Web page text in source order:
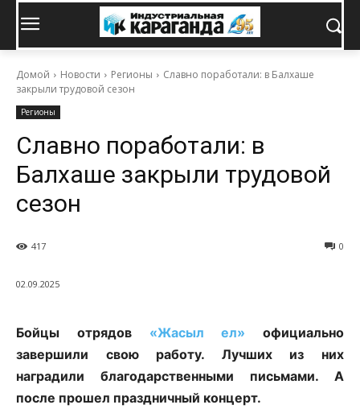
Домой Новости Регионы
Славно поработали: в Балхаше
закрыли трудовой сезон
Регионы
Славно поработали: в
Балхаше закрыли трудовой
сезон
0
417
02.09.2025
Бойцы отрядов «Жасыл ел» официально
завершили свою работу. Лучших из них
наградили благодарственными письмами. А
после прошел праздничный концерт.